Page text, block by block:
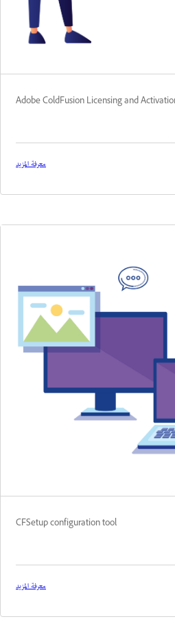
Adobe ColdFusion Licensing and
معرفة المزيد
CFSetup configuration tool
معرفة المزيد